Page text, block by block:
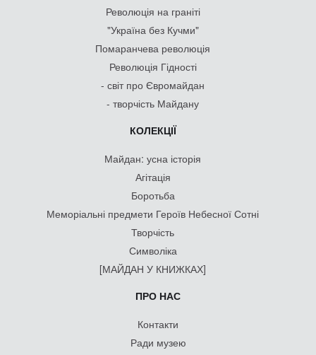
Революція на граніті
"Україна без Кучми"
Помаранчева революція
Революція Гідності
- світ про Євромайдан
- творчість Майдану
КОЛЕКЦІЇ
Майдан: усна історія
Агітація
Боротьба
Меморіальні предмети Героїв Небесної Сотні
Творчість
Символіка
[МАЙДАН У КНИЖКАХ]
ПРО НАС
Контакти
Ради музею